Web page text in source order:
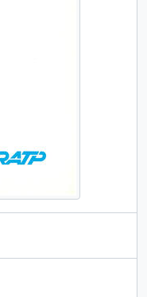
(1994-2005)
péages (2001-2004)
2006)
1999)
2004)